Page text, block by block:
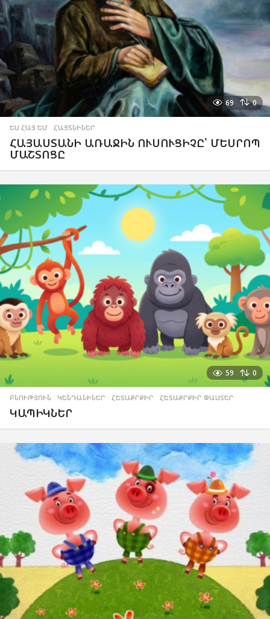
69 0
ԵՍ ՀԱՅ ԵՄ ,ՀԱՅՏՆԻՆԵՐ
ՀԱՅԱՍՏԱՆԻ ԱՌԱՋԻՆ ՈՒՍՈՒՑԻՉԸ՝ ՄԵՍՐՈՊ
ՄԱՇՏՈՑԸ
59 0
ԲՆՈՒԹՅՈՒՆ ,ԿԵՆԴԱՆԻՆԵՐ ,ՀԵՏԱՔՐՔԻՐ ,ՀԵՏԱՔՐՔԻՐ ՓԱՍՏԵՐ
ԿԱՊԻԿՆԵՐ